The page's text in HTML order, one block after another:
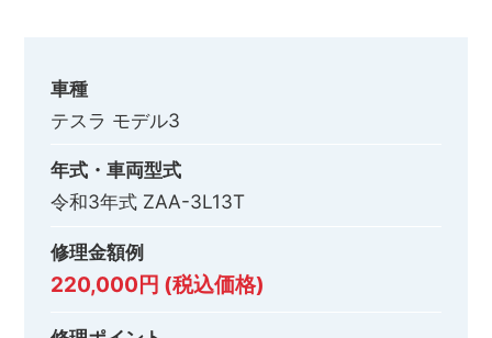
車種
テスラ モデル3
年式・車両型式
令和3年式 ZAA-3L13T
修理金額例
220,000円 (税込価格)